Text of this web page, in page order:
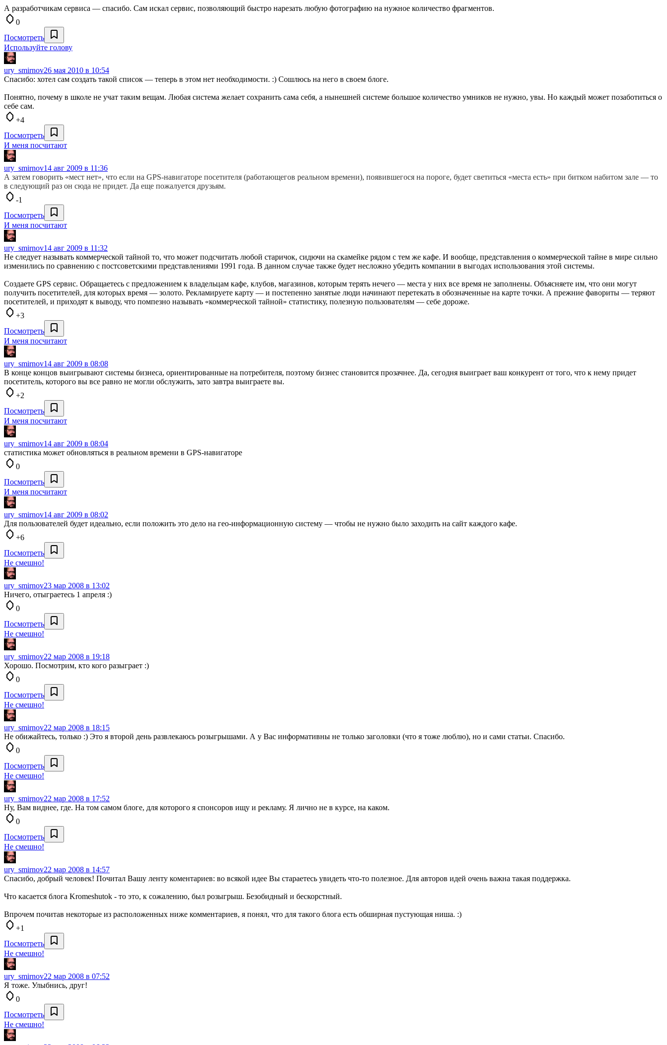
А разработчикам сервиса — спасибо. Cам искал сервис, позволяющий быстро нарезать любую фотографию на нужное количество фрагментов.
0
Посмотреть
Используйте голову
ury_smirnov26 мая 2010 в 10:54
Спасибо: хотел сам создать такой список — теперь в этом нет необходимости. :) Сошлюсь на него в своем блоге.
Понятно, почему в школе не учат таким вещам. Любая система желает сохранить сама себя, а нынешней системе большое количество умников не нужно, увы. Но каждый может позаботиться о
себе сам.
+4
Посмотреть
И меня посчитают
ury_smirnov14 авг 2009 в 11:36
А затем говорить «мест нет», что если на GPS-навигаторе посетителя (работающегов реальном времени), появившегося на пороге, будет светиться «места есть» при битком набитом зале — то
в следующий раз он сюда не придет. Да еще пожалуется друзьям.
-1
Посмотреть
И меня посчитают
ury_smirnov14 авг 2009 в 11:32
Не следует называть коммерческой тайной то, что может подсчитать любой старичок, сидючи на скамейке рядом с тем же кафе. И вообще, представления о коммерческой тайне в мире сильно
изменились по сравнению с постсоветскими представлениями 1991 года. В данном случае также будет несложно убедить компании в выгодах использования этой системы.
Создаете GPS сервис. Обращаетесь с предложением к владельцам кафе, клубов, магазинов, которым терять нечего — места у них все время не заполнены. Объясняете им, что они могут
получить посетителей, для которых время — золото. Рекламируете карту — и постепенно занятые люди начинают перетекать в обозначенные на карте точки. А прежние фавориты — теряют
посетителей, и приходят к выводу, что помпезно называть «коммерческой тайной» статистику, полезную пользователям — себе дороже.
+3
Посмотреть
И меня посчитают
ury_smirnov14 авг 2009 в 08:08
В конце концов выигрывают системы бизнеса, ориентированные на потребителя, поэтому бизнес становится прозачнее. Да, сегодня выиграет ваш конкурент от того, что к нему придет
посетитель, которого вы все равно не могли обслужить, зато завтра выиграете вы.
+2
Посмотреть
И меня посчитают
ury_smirnov14 авг 2009 в 08:04
статистика может обновляться в реальном времени в GPS-навигаторе
0
Посмотреть
И меня посчитают
ury_smirnov14 авг 2009 в 08:02
Для пользователей будет идеально, если положить это дело на гео-информационную систему — чтобы не нужно было заходить на сайт каждого кафе.
+6
Посмотреть
Не смешно!
ury_smirnov23 мар 2008 в 13:02
Ничего, отыграетесь 1 апреля :)
0
Посмотреть
Не смешно!
ury_smirnov22 мар 2008 в 19:18
Хорошо. Посмотрим, кто кого разыграет :)
0
Посмотреть
Не смешно!
ury_smirnov22 мар 2008 в 18:15
Не обижайтесь, только :) Это я второй день развлекаюсь розыгрышами. А у Вас информативны не только заголовки (что я тоже люблю), но и сами статьи. Спасибо.
0
Посмотреть
Не смешно!
ury_smirnov22 мар 2008 в 17:52
Ну, Вам виднее, где. На том самом блоге, для которого я спонсоров ищу и рекламу. Я лично не в курсе, на каком.
0
Посмотреть
Не смешно!
ury_smirnov22 мар 2008 в 14:57
Спасибо, добрый человек! Почитал Вашу ленту коментариев: во всякой идее Вы стараетесь увидеть что-то полезное. Для авторов идей очень важна такая поддержка.
Что касается блога Kromeshutok - то это, к сожалению, был розыгрыш. Безобидный и бескорстный.
Впрочем почитав некоторые из расположенных ниже комментариев, я понял, что для такого блога есть обширная пустующая ниша. :)
+1
Посмотреть
Не смешно!
ury_smirnov22 мар 2008 в 07:52
Я тоже. Улыбнись, друг!
0
Посмотреть
Не смешно!